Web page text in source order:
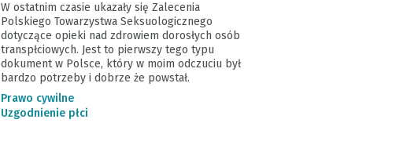
W ostatnim czasie ukazały się Zalecenia
Polskiego Towarzystwa Seksuologicznego
dotyczące opieki nad zdrowiem dorosłych osób
transpłciowych. Jest to pierwszy tego typu
dokument w Polsce, który w moim odczuciu był
bardzo potrzeby i dobrze że powstał.
Prawo cywilne
Uzgodnienie płci